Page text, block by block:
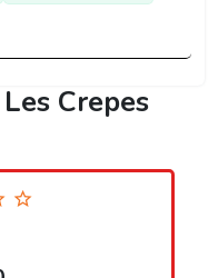
Crepes